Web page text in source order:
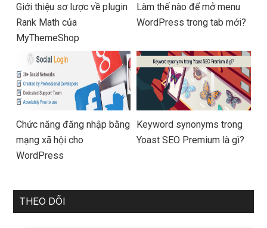
Giới thiệu sơ lược về plugin
Rank Math của
MyThemeShop
Làm thế nào để mở menu
WordPress trong tab mới?
Chức năng đăng nhập bằng
mạng xã hội cho
WordPress
Keyword synonyms trong
Yoast SEO Premium là gì?
THEO DÕI